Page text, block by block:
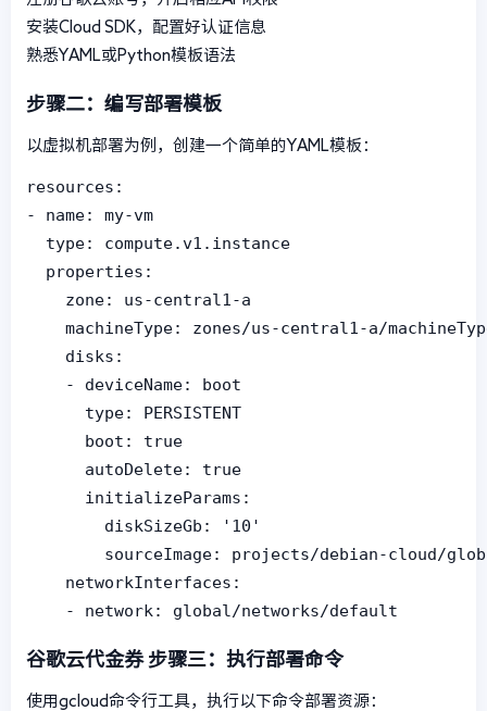
安装Cloud SDK，配置好认证信息
熟悉YAML或Python模板语法
步骤二：编写部署模板
以虚拟机部署为例，创建一个简单的YAML模板：
resources:
- name: my-vm
  type: compute.v1.instance
  properties:
    zone: us-central1-a
machineType: zones/us-central1-a/
    disks:
    - deviceName: boot
      type: PERSISTENT
      boot: true
      autoDelete: true
      initializeParams:
        diskSizeGb: '10'
sourceImage: projects/debian-cloud/
    networkInterfaces:
谷歌云代金券步骤三：执行部署命令
使用gcloud命令行工具，执行以下命令部署资源：